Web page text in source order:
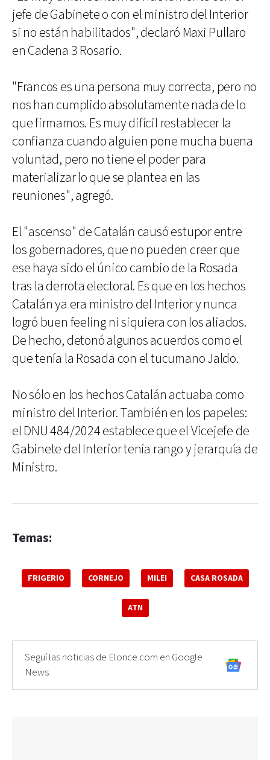
jefe de Gabinete o con el ministro del Interior
si no están habilitados", declaró Maxi Pullaro
en Cadena 3 Rosario.
"Francos es una persona muy correcta, pero no
nos han cumplido absolutamente nada de lo
que firmamos. Es muy difícil restablecer la
confianza cuando alguien pone mucha buena
voluntad, pero no tiene el poder para
materializar lo que se plantea en las
reuniones", agregó.
El "ascenso" de Catalán causó estupor entre
los gobernadores, que no pueden creer que
ese haya sido el único cambio de la Rosada
tras la derrota electoral. Es que en los hechos
Catalán ya era ministro del Interior y nunca
logró buen feeling ni siquiera con los aliados.
De hecho, detonó algunos acuerdos como el
que tenía la Rosada con el tucumano Jaldo.
No sólo en los hechos Catalán actuaba como
ministro del Interior. También en los papeles:
el DNU 484/2024 establece que el Vicejefe de
Gabinete del Interior tenía rango y jerarquía de
Ministro.
Temas:
FRIGERIO CORNEJO MILEI CASA ROSADA
ATN
Seguí las noticias de Elonce.com en Google
News